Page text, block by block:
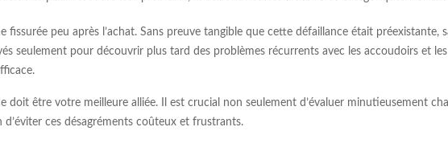
peu après l’achat. Sans preuve tangible que cette défaillance était préexistante,
seulement pour découvrir plus tard des problèmes récurrents avec les accoudoirs et
être votre meilleure alliée. Il est crucial non seulement d’évaluer minutieusement
ces désagréments coûteux et frustrants.